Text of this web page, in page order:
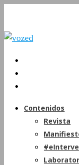
Contenidos
Revista